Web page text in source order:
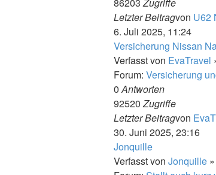
Letzter Beitragvon U62
6. Juli 2025, 11:24
Versicherung Nissan
Verfasst von EvaTravel
Forum: Versicherung
0Antworten
92520Zugriffe
Letzter Beitragvon
30. Juni 2025, 23:16
Jonquille
Verfasst von Jonquille